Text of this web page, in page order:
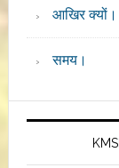
आखिर क्यों।
समय।